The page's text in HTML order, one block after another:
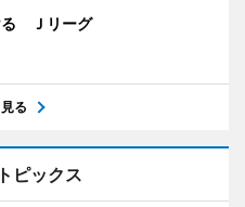
る Ｊリーグ
る
ピックス